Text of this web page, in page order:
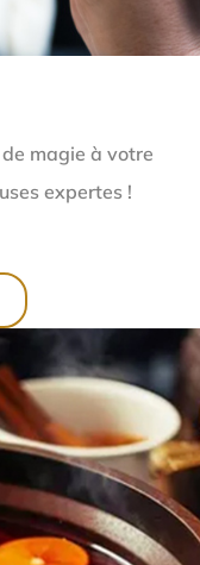
magie à votre
expertes !